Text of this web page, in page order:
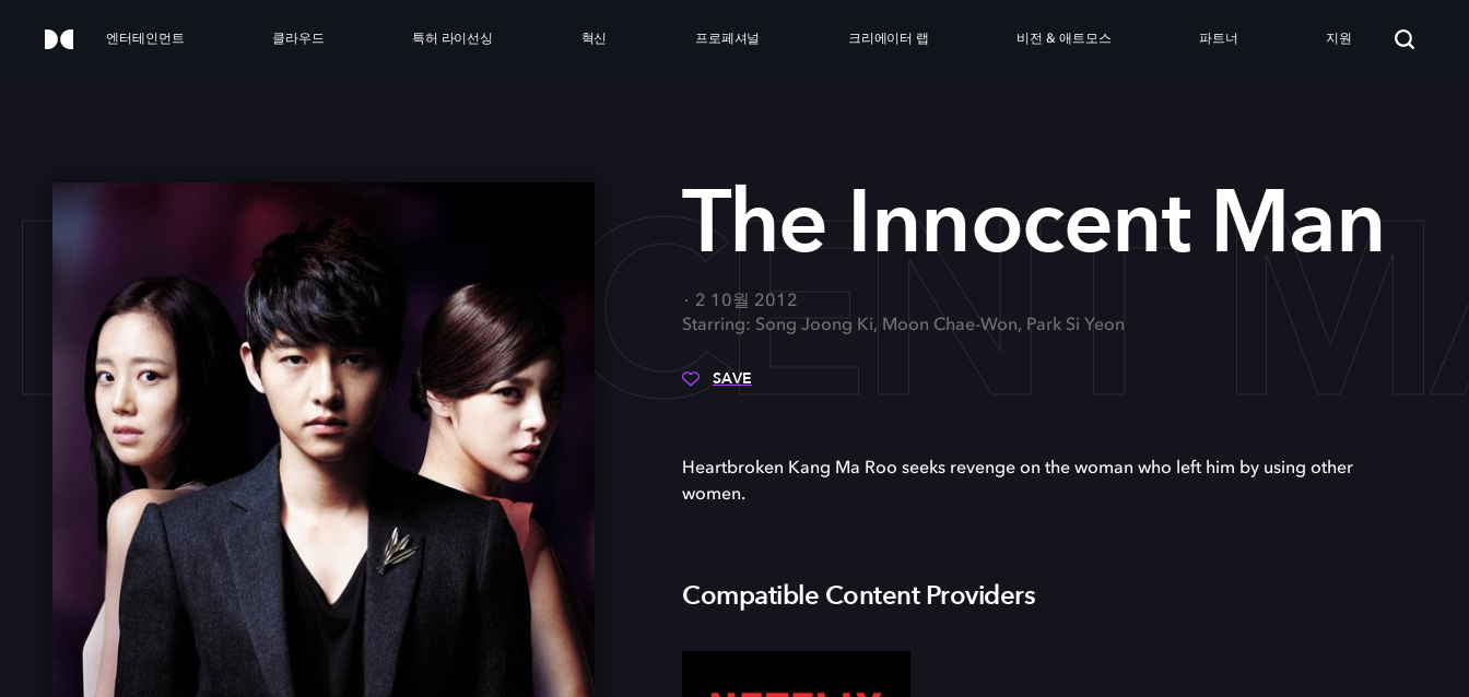
엔터테인먼트 클라우드 특허 라이선싱 혁신 프로페셔널 크리에이터 랩 비전 & 애트모스 파트너 지원
The Innocent Man
2 10월 2012
Starring: Song Joong Ki, Moon Chae-Won, Park Si Yeon
SAVE
Heartbroken Kang Ma Roo seeks revenge on the woman who left him by using other
women.
Compatible Content Providers